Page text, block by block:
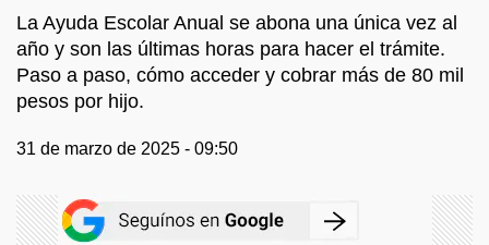
La Ayuda Escolar Anual se abona una única vez al
año y son las últimas horas para hacer el trámite.
Paso a paso, cómo acceder y cobrar más de 80 mil
pesos por hijo.
31 de marzo de 2025 - 09:50